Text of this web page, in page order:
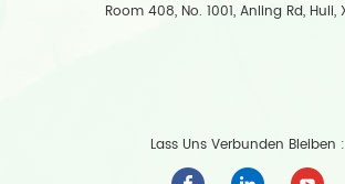
Room 408, No. 1001, Anling Rd, Huli,
Lass Uns Verbunden Bleiben :